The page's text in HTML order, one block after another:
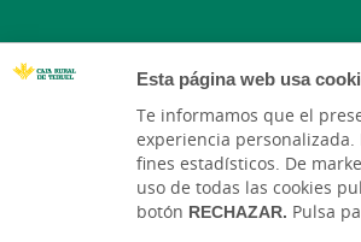
Esta página web usa
Te informamos que el
experiencia
fines estadísticos. De
uso de todas las cookies
botón RECHAZAR. Pulsa
Código de